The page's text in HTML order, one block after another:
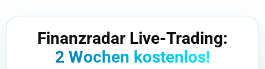
Finanzradar Live-Trading:
2 Wochen kostenlos!